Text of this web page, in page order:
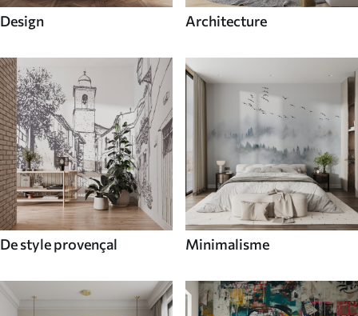
Design Architecture
De style provençal Minimalisme